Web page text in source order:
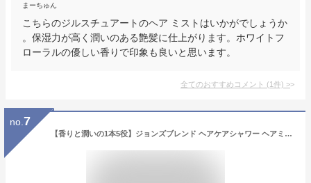
まーちゅん
こちらのジルスチュアートのヘア ミストはいかがでしょうか
。保湿力が高く潤いのある艶髪に仕上がります。ホワイトフ
ローラルの優しい香りで印象も良いと思います。
全てのおすすめコメント (1件) >
no. 7
【香りと潤いの1本5役】ジョンズブレンド ヘアケアシャワー ヘアミスト 髪用フレグランズ John's Blend ホワイトムスク (oa-jon-68-1) アウトバストリートメント スタイリング UVケア リラックス 癒し John's Blend Johns Blend おしゃれ アーベン